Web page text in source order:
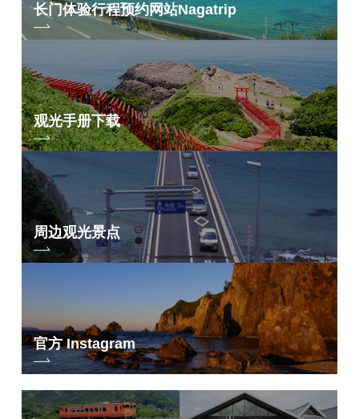
玉屋旅馆
觉醒阁（佛教寺院建筑）
富士汤本高原酒店
西京汤本观光酒店
旅馆
奥雅别墅
山村附属建筑
Seseragitatei Shifuzu
长门原田酒店
原田屋旅馆
星野度假村 海长门
玉门温泉
梦之乡玉门观光酒店
阿布拉亚万温泉
本之泉商店
三线
杂货 360+（KULABO 大所馆商店）
LaLa 面包店
拉拉-弗兰
Kaisenmura Kitagamon
Kunichika Shoten Ekimae 商店
长门市车站售货亭
田原东平工作室
Petit Chateau A 合作商店
村冈金三郎 光月堂
餐馆
柳条商
长门体验行程预约网站Nagatrip
观光手册下载
周边观光景点
官方 Instagram